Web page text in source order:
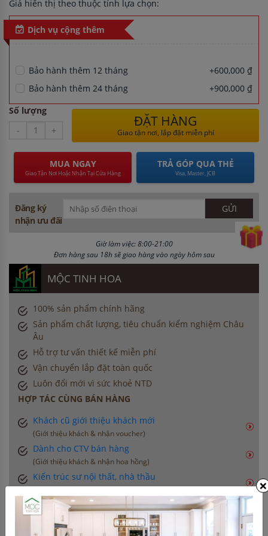
Giá hiển thị theo thuộc tính lựa chọn:
Dịch vụ cộng thêm
Bảo hành thêm 12 tháng
+600,000 ₫
Bảo hành thêm 24 tháng
+900,000 ₫
Số lượng
-
+
ĐẶT HÀNG
Giao tận nơi, lắp đặt miễn phí
MUA NGAY
Giao Tận Nơi Hoặc Nhận Tại Cửa Hàng
TRẢ GÓP QUA THẺ
Visa, Master, JCB
Đăng ký
nhận ưu đãi
Giờ làm việc: 8:00-21:00
Đơn hàng sau 18h sẽ giao hàng vào ngày hôm sau
MỘC TINH HOA
100% sản phẩm chính hãng
Sản phẩm chất lượng, tiêu chuẩn kiểm nghiệm Châu
Âu
Hỗ trợ tư vấn thiết kế miễn phí
Vận chuyển lắp đặt toàn quốc
Luôn đổi mới vì sức khoẻ NTD
HỢP TÁC CÙNG BÁN HÀNG
Khách cũ giới thiệu khách mới
(Giới thiệu khách & nhận voucher)
Dành cho CTV bán hàng
(Giới thiệu khách & nhận hoa hồng)
Kiến trúc sư nội thất, nhà thầu
(Chiết khấu đặc biệt cho công trình)
THÔNG TIN LIÊN HỆ
×